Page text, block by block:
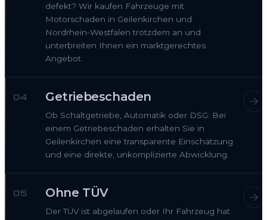
defekt? Wir kaufen Fahrzeuge mit
Motorschaden in Geilenkirchen und
Nordrhein-Westfalen trotzdem an und
unterbreiten Ihnen ein marktgerechtes
Angebot.
04 Getriebeschaden
Ob Schaltgetriebe, Automatik oder DSG: Bei
einem Getriebeschaden erhalten Sie in
Geilenkirchen eine transparente Einschätzung
und eine direkte, unkomplizierte Abwicklung.
05 Ohne TÜV
Der TÜV ist abgelaufen oder Ihr Fahrzeug hat